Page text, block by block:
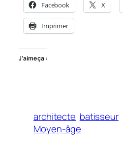
Facebook X
Imprimer
J’aime ça :
architecte batisseur
Moyen-âge